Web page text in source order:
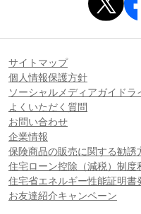
サイトマップ
個人情報保護方針
ソーシャルメディアガイドラ
よくいただく質問
お問い合わせ
企業情報
保険商品の販売に関する勧誘
住宅ローン控除（減税）制度
住宅省エネルギー性能証明書
お友達紹介キャンペーン